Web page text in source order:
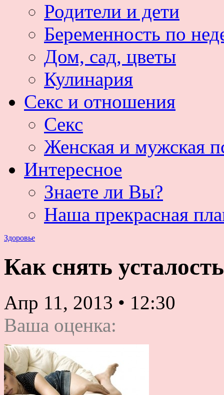
Родители и дети
Беременность по
Дом, сад, цветы
Кулинария
Секс и отношения
Секс
Женская и мужская
Интересное
Знаете ли Вы?
Наша прекрасная
Здоровье
Как снять
Апр 11, 2013 • 12:30
Ваша оценка: